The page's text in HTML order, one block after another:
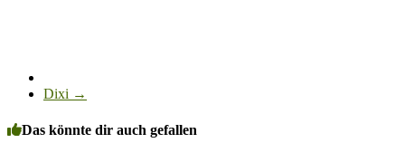
Dixi →
Das könnte dir auch gefallen